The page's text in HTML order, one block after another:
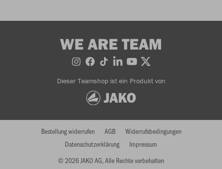
WE ARE TEAM
Dieser Teamshop ist ein Produkt von
© 2026 JAKO AG, Alle Rechte vorbehalten
Bestellung widerrufen AGB
Widerrufsbedingungen
Datenschutzerklärung
Impressum